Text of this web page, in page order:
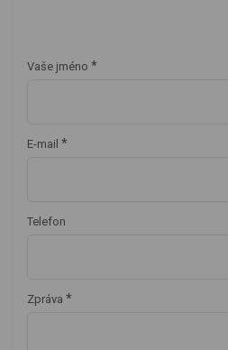
Vaše jméno *
E-mail *
Telefon
Zpráva *